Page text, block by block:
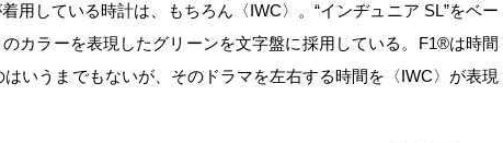
用している時計は、もちろん〈IWC〉。“インヂュニア SL”をベー
カラーを表現したグリーンを文字盤に採用している。F1®は時間
いうまでもないが、そのドラマを左右する時間を〈IWC〉が表現